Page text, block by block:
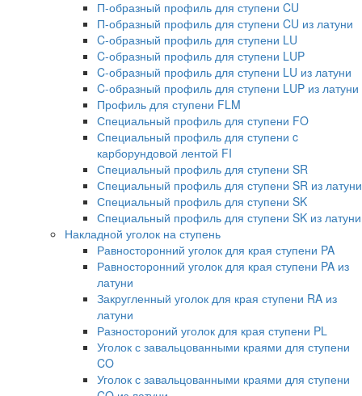
П-образный профиль для ступени CU
П-образный профиль для ступени CU из латуни
C-образный профиль для ступени LU
C-образный профиль для ступени LUP
C-образный профиль для ступени LU из латуни
C-образный профиль для ступени LUP из латуни
Профиль для ступени FLM
Специальный профиль для ступени FO
Специальный профиль для ступени c
карборундовой лентой FI
Специальный профиль для ступени SR
Специальный профиль для ступени SR из латуни
Специальный профиль для ступени SK
Специальный профиль для ступени SK из латуни
Накладной уголок на ступень
Равносторонний уголок для края ступени PA
Равносторонний уголок для края ступени PA из
латуни
Закругленный уголок для края ступени RA из
латуни
Разностороний уголок для края ступени PL
Уголок с завальцованными краями для ступени
CO
Уголок с завальцованными краями для ступени